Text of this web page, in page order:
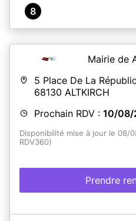
8
Mairie de
5 Place De La
68130 ALTKIRCH
Prochain RDV : 10/08/
Disponibilité mise à jour le 08/
RDV360)
Prendre